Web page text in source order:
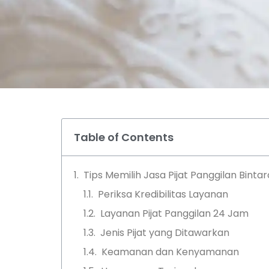
Table of Contents
Tips Memilih Jasa Pijat Panggilan
Periksa Kredibilitas Layanan
Layanan Pijat Panggilan 24 Jam
Jenis Pijat yang Ditawarkan
Keamanan dan Kenyamanan